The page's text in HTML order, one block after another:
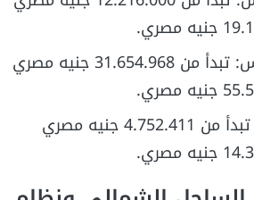
أسعار التوين هاوس: تبدأ من 31.654.968 جنيه مصري
أسعار الشاليهات: تبدأ من 4.752.411 جنيه مصري